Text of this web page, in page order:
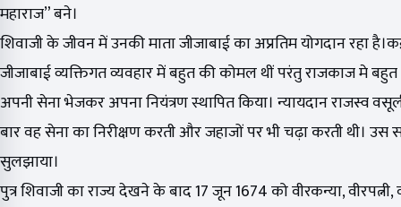
महाराज” बने।
शिवाजी के जीवन में उनकी माता जीजाबाई का अप्रतिम योगदान रहा
जीजाबाई व्यक्तिगत व्यवहार में बहुत की कोमल थीं परंतु राजकाज मे
अपनी सेना भेजकर अपना नियंत्रण स्थापित किया। न्यायदान राजस्व
बार वह सेना का निरीक्षण करती और जहाजों पर भी चढ़ा करती थी।
सुलझाया।
पुत्र शिवाजी का राज्य देखने के बाद 17 जून 1674 को वीरकन्या,